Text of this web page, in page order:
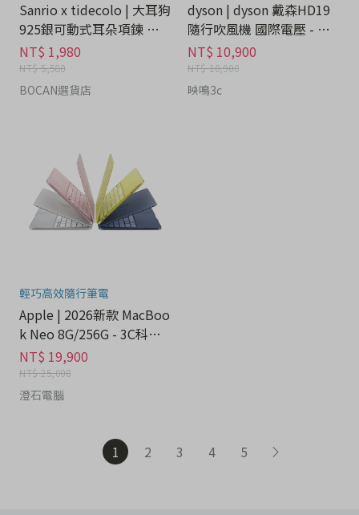
Sanrio x tidecolo | 大耳狗
925銀可動式耳朵項鍊 禮
盒 - 流行潮牌分期
NT$ 1,980
NT$ 5,580
BOCAN選貨店
dyson | dyson 戴森HD19
隨行吹風機 國際電壓 - 家
電分期
NT$ 10,900
NT$ 10,900
映鳴3c
輕巧高效隨行筆電
Apple | 2026新款 MacBoo
k Neo 8G/256G - 3C科技
分期
NT$ 19,900
NT$ 25,000
澄石電腦
1 2 3 4 5